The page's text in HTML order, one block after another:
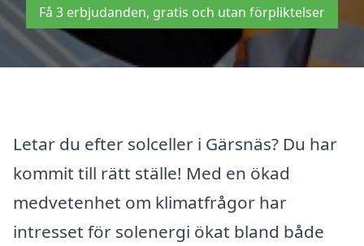
Få 3 erbjudanden, gratis och utan förpliktelser
Letar du efter solceller i Gärsnäs? Du har
kommit till rätt ställe! Med en ökad
medvetenhet om klimatfrågor har
intresset för solenergi ökat bland både